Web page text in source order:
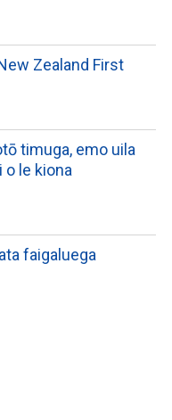
Zealand First
timuga, emo uila
o le kiona
faigaluega